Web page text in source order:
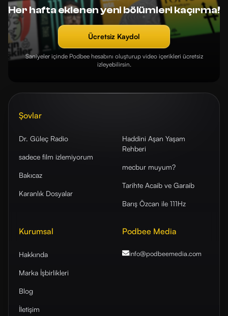
Her hafta eklenen yeni bölümleri kaçırma!
Ücretsiz Kaydol
Saniyeler içinde Podbee hesabını oluşturup video içerikleri ücretsiz
izleyebilirsin.
Şovlar
Dr. Güleç Radio
sadece film izlemiyorum
Bakıcaz
Karanlık Dosyalar
Haddini Aşan Yaşam
Rehberi
mecbur muyum?
Tarihte Acaib ve Garaib
Barış Özcan ile 111Hz
Kurumsal
Hakkında
Marka İşbirlikleri
Blog
İletişim
Podbee Media
info@podbeemedia.com